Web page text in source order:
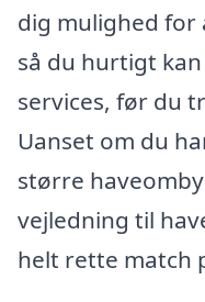
dig mulighed for
så du hurtigt
services, før du
Uanset om du
større
vejledning til
helt rette match